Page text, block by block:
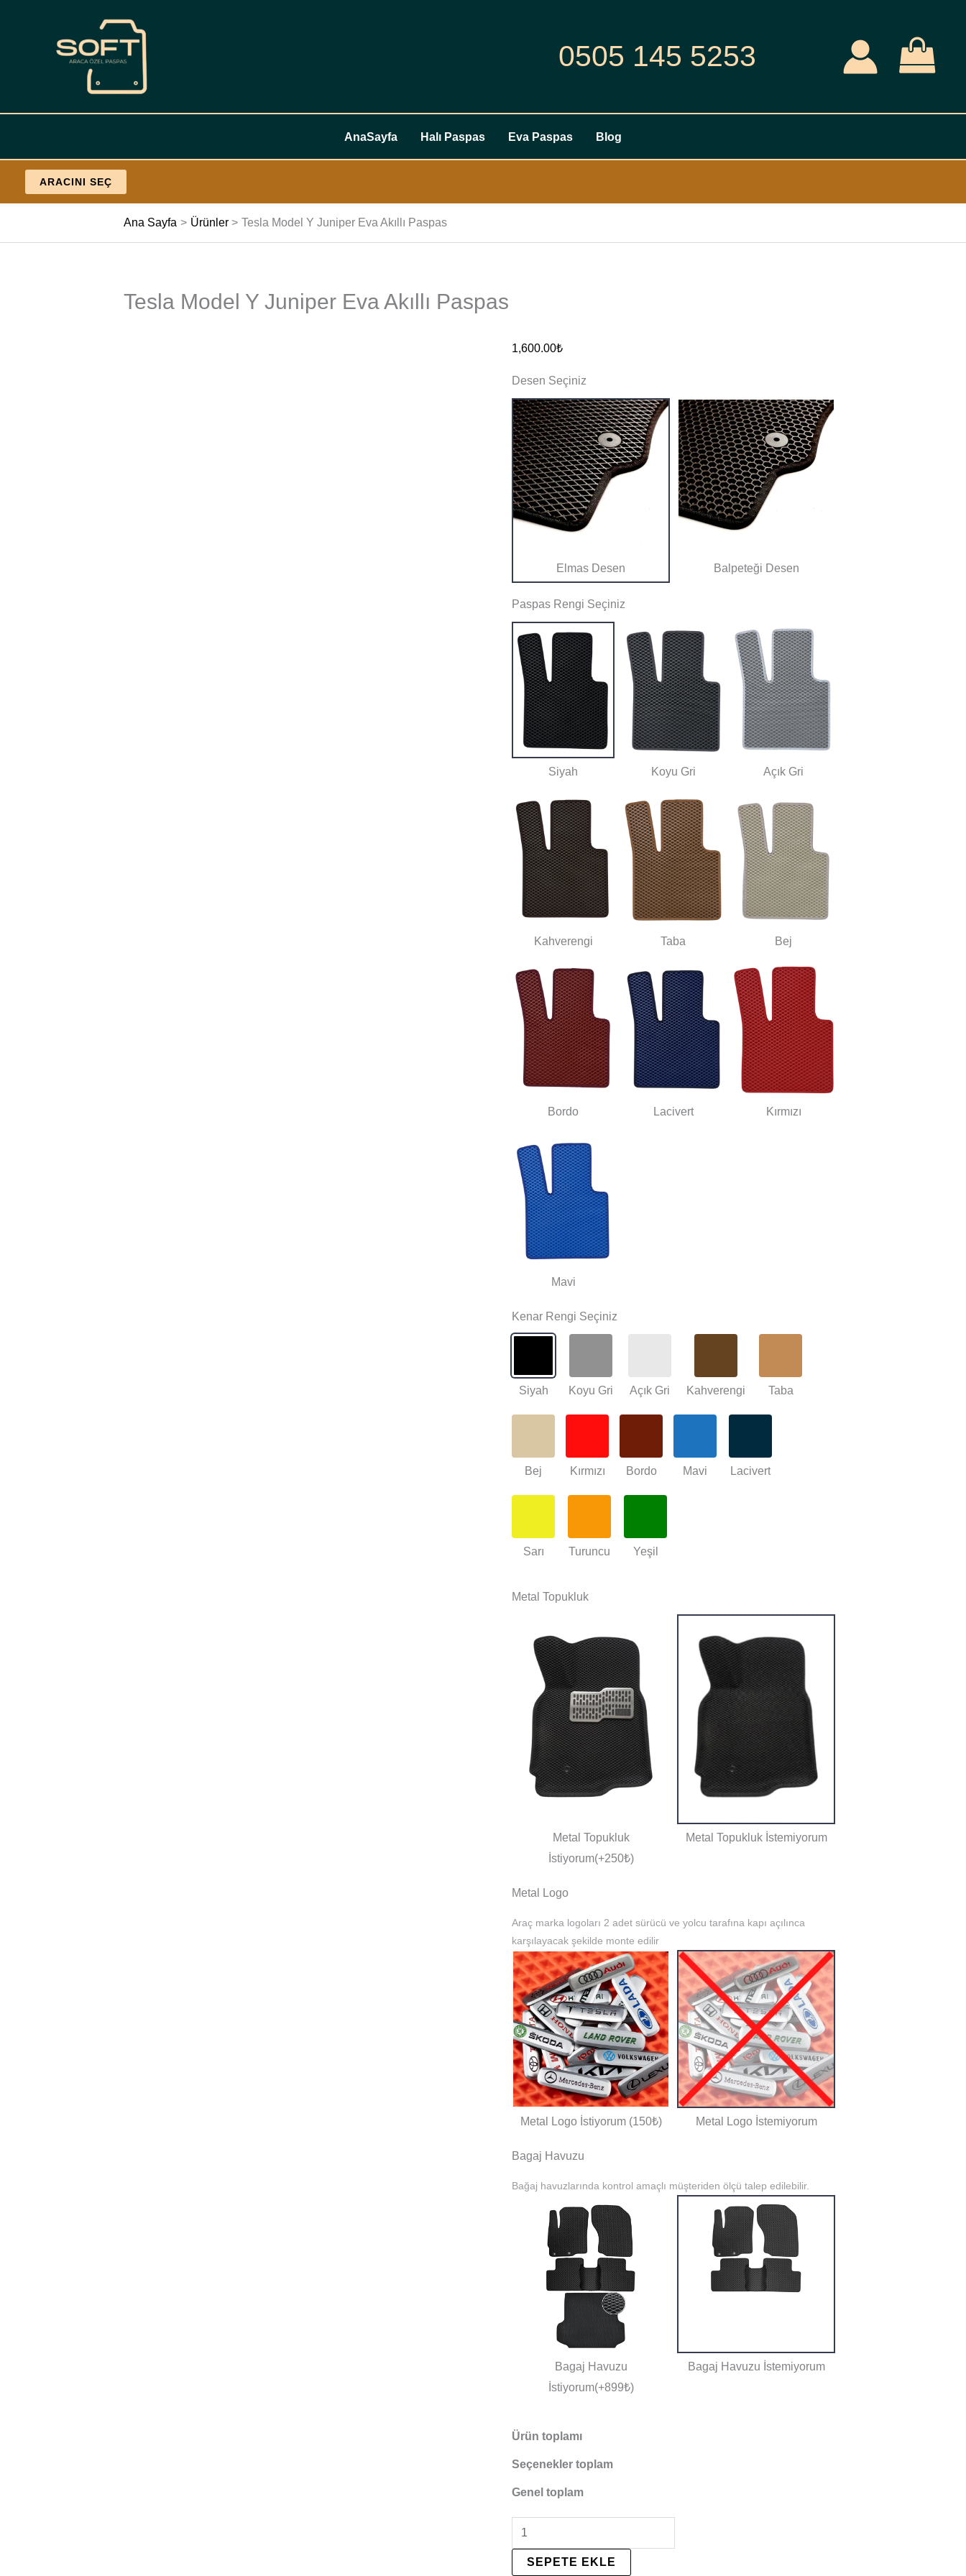
0505 145 5253
AnaSayfa Halı Paspas Eva Paspas Blog
ARACINI SEÇ
Ana Sayfa Ürünler Tesla Model Y Juniper Eva Akıllı Paspas
Tesla Model Y Juniper Eva Akıllı Paspas
1,600.00₺
Desen Seçiniz
Elmas Desen Balpeteği Desen
Paspas Rengi Seçiniz
Siyah Koyu Gri Açık Gri
Kahverengi Taba Bej
Bordo Lacivert Kırmızı
Mavi
Kenar Rengi Seçiniz
Siyah Koyu Gri Açık Gri Kahverengi Taba
Bej Kırmızı Bordo Mavi Lacivert
Sarı Turuncu Yeşil
Metal Topukluk
Metal Topukluk
İstiyorum(+250₺)
Metal Topukluk İstemiyorum
Metal Logo
Araç marka logoları 2 adet sürücü ve yolcu tarafına kapı açılınca
karşılayacak şekilde monte edilir
Metal Logo İstiyorum (150₺) Metal Logo İstemiyorum
Bagaj Havuzu
Bağaj havuzlarında kontrol amaçlı müşteriden ölçü talep edilebilir.
Bagaj Havuzu
İstiyorum(+899₺)
Bagaj Havuzu İstemiyorum
Ürün toplamı
Seçenekler toplam
Genel toplam
Eva
Akıllı
Paspas
adet
SEPETE EKLE